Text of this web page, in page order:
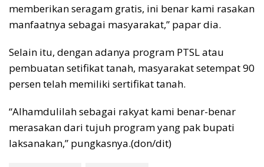
memberikan seragam gratis, ini benar kami rasakan
manfaatnya sebagai masyarakat,” papar dia.
Selain itu, dengan adanya program PTSL atau
pembuatan setifikat tanah, masyarakat setempat 90
persen telah memiliki sertifikat tanah.
“Alhamdulilah sebagai rakyat kami benar-benar
merasakan dari tujuh program yang pak bupati
laksanakan,” pungkasnya.(don/dit)